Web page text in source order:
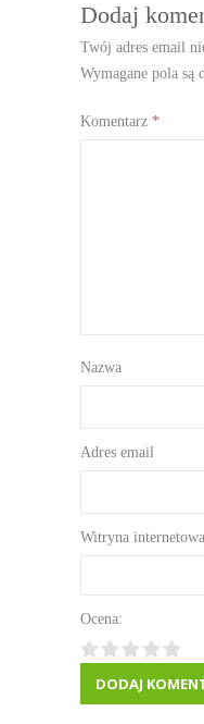
Dodaj
Twój adres email
Wymagane pola są
Komentarz *
Nazwa
Adres email
Witryna internetowa
Ocena: